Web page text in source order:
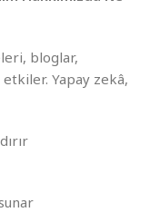
bloglar,
Yapay zekâ,